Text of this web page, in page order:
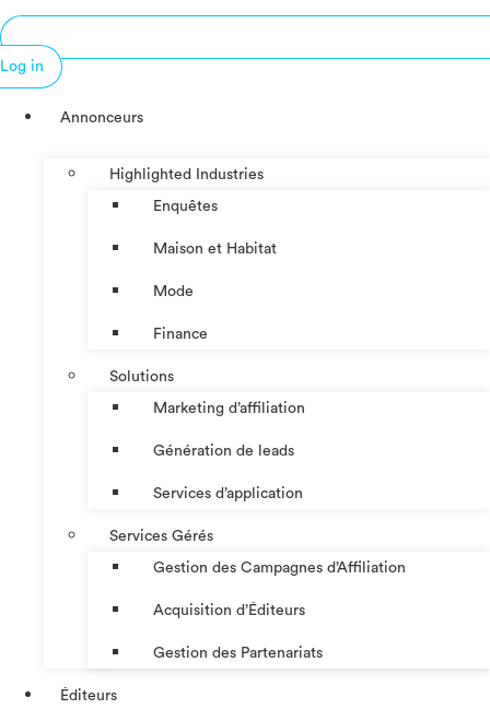
Log in
Annonceurs
Highlighted Industries
Enquêtes
Maison et Habitat
Mode
Finance
Solutions
Marketing d’affiliation
Génération de leads
Services d’application
Services Gérés
Gestion des Campagnes d’Affiliation​
Acquisition d’Éditeurs
Gestion des Partenariats
Éditeurs